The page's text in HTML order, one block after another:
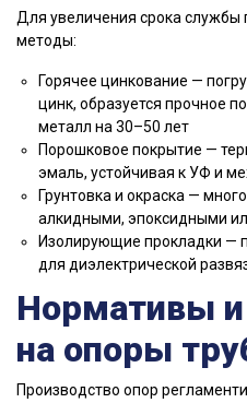
Для увеличения срока
методы:
Горячее цинкование —
цинк, образуется прочное
металл на 30–50 лет
Порошковое покрытие —
эмаль, устойчивая к УФ и
Грунтовка и окраска —
алкидными, эпоксидными
Изолирующие прокладки —
для диэлектрической
Нормативы
на опоры
Производство опор